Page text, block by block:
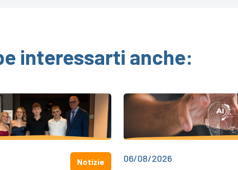
interessarti anche:
Notizie 06/08/2026